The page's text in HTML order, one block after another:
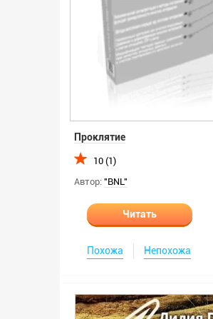
Проклятие
10 (1)
Автор: "BNL"
Читать
Похожа Непохожа